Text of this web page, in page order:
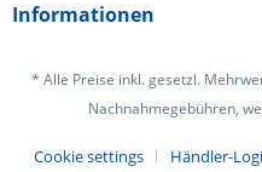
Informationen
* Alle Preise inkl. gesetzl.
Nachnahmegebühren,
Cookie settings Händler-